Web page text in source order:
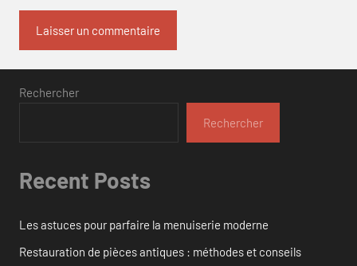
Rechercher
Rechercher
Recent Posts
Les astuces pour parfaire la menuiserie moderne
Restauration de pièces antiques : méthodes et conseils